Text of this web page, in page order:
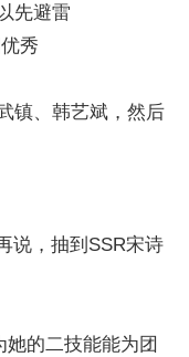
先避雷
秀
镇、韩艺斌，然后
说，抽到SSR宋诗
的二技能能为团